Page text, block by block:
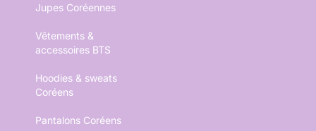
Jupes Coréennes
Vêtements &
accessoires BTS
Hoodies & sweats
Coréens
Pantalons Coréens